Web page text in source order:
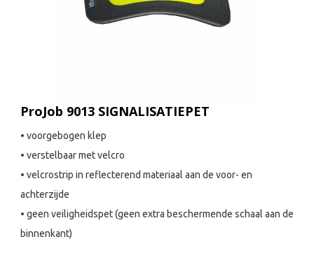
ProJob 9013 SIGNALISATIEPET
• voorgebogen klep
• verstelbaar met velcro
• velcrostrip in reflecterend materiaal aan de voor- en
achterzijde
• geen veiligheidspet (geen extra beschermende schaal aan de
binnenkant)